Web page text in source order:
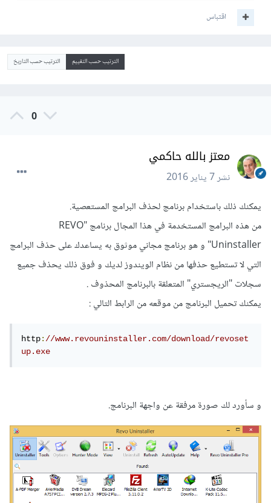
اقتباس
الترتيب حسب التقييم الترتيب حسب التاريخ
0
معتز بالله حاكمي
نشر7 يناير 2016
يمكنك ذلك باستخدام برنامج لحذف البرامج المستعصية.
من هذه البرامج المستخدمة في هذا المجال برنامج "REVO
Uninstaller" و هو برنامج مجاني موثوق به يساعدك على حذف البرامج
التي لا تستطيع حذفها من نظام الويندوز لديك و فوق ذلك يحذف جميع
سجلات "الريجستري" المتعلقة بالبرنامج المحذوف .
يمكنك تحميل البرنامج من موقعه من الرابط التالي :
http://www.revouninstaller.com/download/revoset
up.exe
و سأورد لك صورة مرفقة عن واجهة البرنامج.